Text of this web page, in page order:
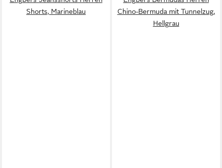
Shorts, Marineblau
Chino-Bermuda mit Tunnelzug,
Hellgrau